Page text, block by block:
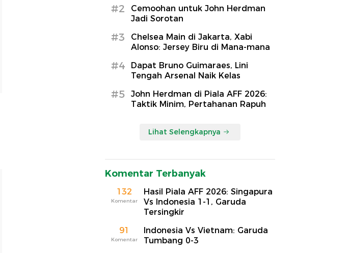
#2
Cemoohan untuk John Herdman
Jadi Sorotan
#3
Chelsea Main di Jakarta, Xabi
Alonso: Jersey Biru di Mana-mana
#4
Dapat Bruno Guimaraes, Lini
Tengah Arsenal Naik Kelas
#5
John Herdman di Piala AFF 2026:
Taktik Minim, Pertahanan Rapuh
Lihat Selengkapnya
Komentar Terbanyak
132
Komentar
Hasil Piala AFF 2026: Singapura
Vs Indonesia 1-1, Garuda
Tersingkir
91
Komentar
Indonesia Vs Vietnam: Garuda
Tumbang 0-3